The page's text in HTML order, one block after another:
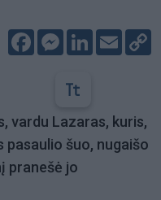
FacebookMessenger
LinkedIn
Email
vardu Lazaras, kuris,
pasaulio šuo, nugaišo
pranešė jo